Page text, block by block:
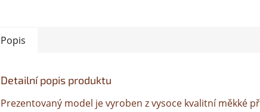
Popis
Detailní popis produktu
Prezentovaný model je vyroben z vysoce kvalitní měkké